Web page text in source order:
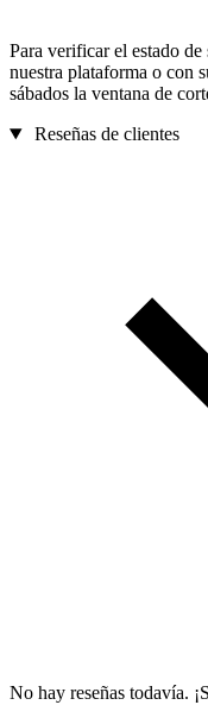
Para verificar el estado
nuestra plataforma o con
sábados la ventana de
Reseñas de clientes
No hay reseñas todavía.